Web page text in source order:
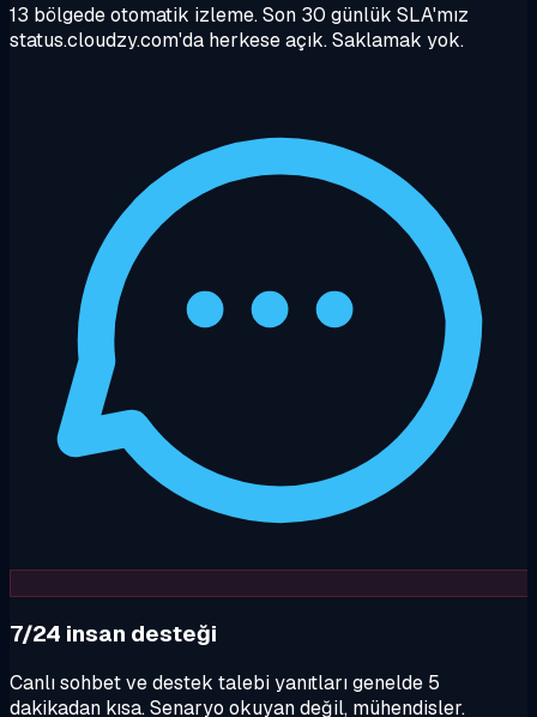
13 bölgede otomatik izleme. Son 30 günlük SLA'mız
status.cloudzy.com'da herkese açık. Saklamak yok.
7/24 insan desteği
Canlı sohbet ve destek talebi yanıtları genelde 5
dakikadan kısa. Senaryo okuyan değil, mühendisler.